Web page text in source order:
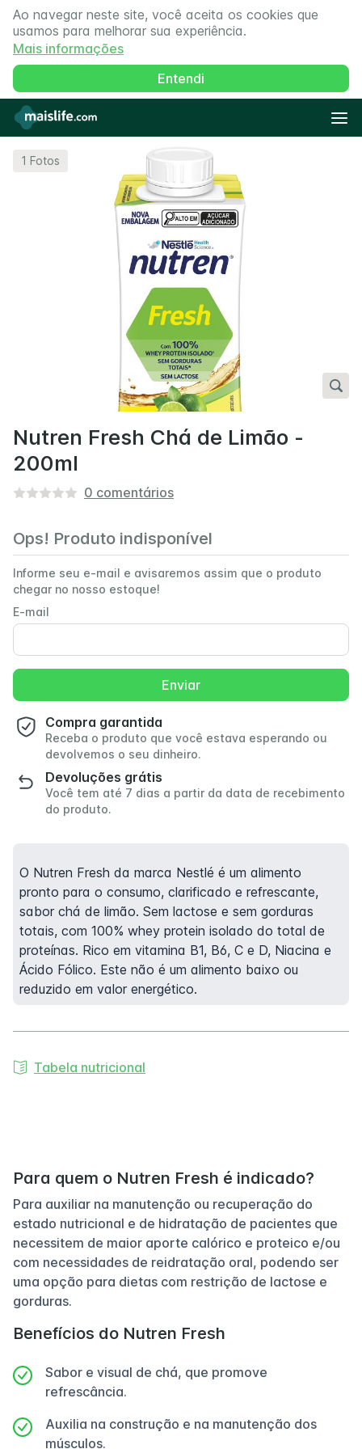
Ao navegar neste site, você aceita os cookies que
usamos para melhorar sua experiência.
Mais informações
Entendi
1 Fotos
Nutren Fresh Chá de Limão -
200ml
0 comentários
Ops! Produto indisponível
Informe seu e-mail e avisaremos assim que o produto
chegar no nosso estoque!
E-mail
Enviar
Compra garantida
Receba o produto que você estava esperando ou
devolvemos o seu dinheiro.
Devoluções grátis
Você tem até 7 dias a partir da data de recebimento
do produto.
O Nutren Fresh da marca Nestlé é um alimento
pronto para o consumo, clarificado e refrescante,
sabor chá de limão. Sem lactose e sem gorduras
totais, com 100% whey protein isolado do total de
proteínas. Rico em vitamina B1, B6, C e D, Niacina e
Ácido Fólico. Este não é um alimento baixo ou
reduzido em valor energético.
Tabela nutricional
Para quem o Nutren Fresh é indicado?
Para auxiliar na manutenção ou recuperação do
estado nutricional e de hidratação de pacientes que
necessitem de maior aporte calórico e proteico e/ou
com necessidades de reidratação oral, podendo ser
uma opção para dietas com restrição de lactose e
gorduras.
Benefícios do Nutren Fresh
Sabor e visual de chá, que promove
refrescância.
Auxilia na construção e na manutenção dos
músculos.